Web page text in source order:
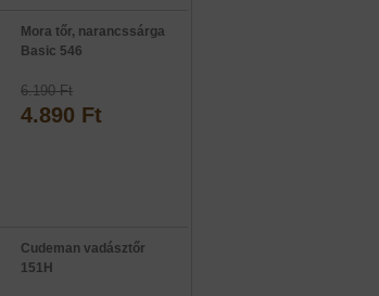
Mora tőr, narancssárga
Basic 546
6.190 Ft
4.890 Ft
Cudeman vadásztőr
151H